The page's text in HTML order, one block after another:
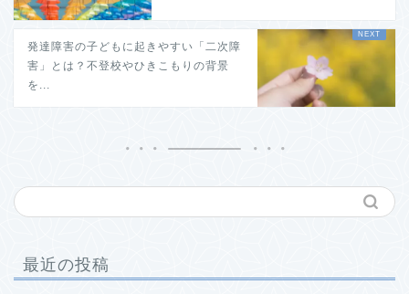
発達障害の子どもに起きやすい「二次障
害」とは？不登校やひきこもりの背景
を...
最近の投稿